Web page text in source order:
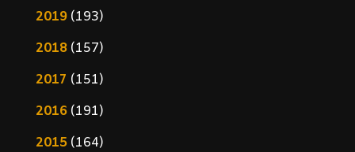
2019(193)
2018(157)
2017 (151)
2016(191)
2015(164)